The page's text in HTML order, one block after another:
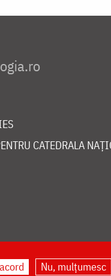
CATEDRALA
Nu, mulțumesc